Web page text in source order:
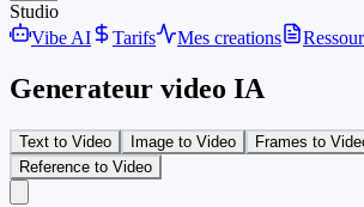
Studio
Vibe AI
Tarifs Mes creations
Generateur video IA
Text to Video Image to Video Frames to
Reference to Video